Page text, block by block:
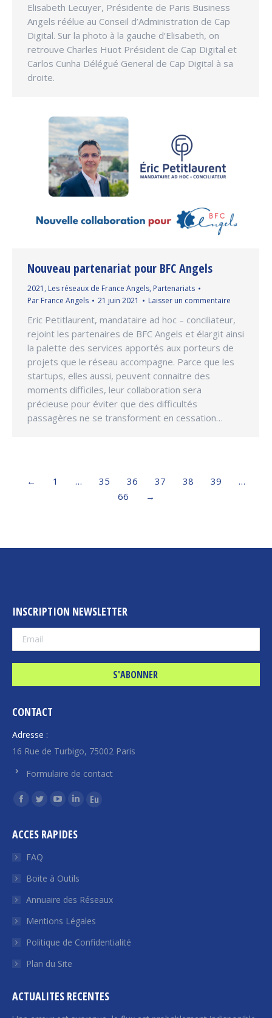
Elisabeth Lecuyer, Présidente de Paris Business
Angels réélue au Conseil d’Administration de Cap
Digital. Sur la photo à la gauche d’Elisabeth, on
retrouve Charles Huot Président de Cap Digital et
Carlos Cunha Délégué General de Cap Digital à sa
droite.
Nouveau partenariat pour BFC Angels
2021 , Les réseaux de France Angels, Partenariats
Par France Angels 21 juin 2021 Laisser un commentaire
Eric Petitlaurent, mandataire ad hoc – conciliateur,
rejoint les partenaires de BFC Angels et élargit ainsi
la palette des services apportés aux porteurs de
projets que le réseau accompagne. Parce que les
startups, elles aussi, peuvent connaitre des
moments difficiles, leur collaboration sera
précieuse pour éviter que des difficultés
passagères ne se transforment en cessation…
← 1 … 35 36 37 38 39
…
66
→
INSCRIPTION NEWSLETTER
CONTACT
Adresse :
16 Rue de Turbigo, 75002 Paris
Formulaire de contact
Trouvez nous sur :
La
Facebook
s'ouvre
une
nouvelle
fenêtre
La
Twitter
s'ouvre
une
nouvelle
fenêtre
La
YouTube
une
nouvelle
fenêtre
La
LinkedIn
une
nouvelle
fenêtre
La
nouvelle
fenêtre
ACCES RAPIDES
FAQ
Boite à Outils
Annuaire des Réseaux
Mentions Légales
Politique de Confidentialité
Plan du Site
ACTUALITES RECENTES